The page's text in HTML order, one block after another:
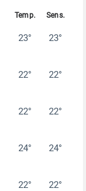
23° 23°
22° 22°
22° 22°
24° 24°
22° 22°